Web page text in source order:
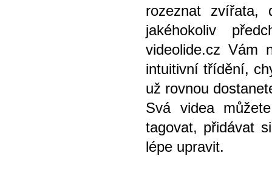
rozeznat zvířata,
jakéhokoliv
videolide.cz Vám
intuitivní třídění,
už rovnou
Svá videa
tagovat, přidávat
lépe upravit.